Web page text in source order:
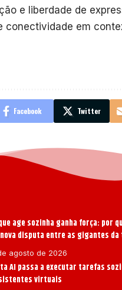
e liberdade de
conectividade em
Facebook Twitter
age sozinha ganha força: por
disputa entre as gigantes
agosto de 2026
AI passa a executar tarefas
virtuais